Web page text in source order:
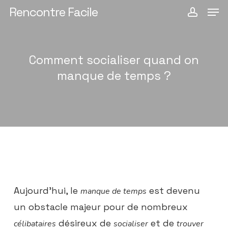
Passer
principal
Rencontre Facile
Comment socialiser quand on
manque de temps ?
Aujourd’hui, le manque de temps est devenu
un obstacle majeur pour de nombreux
célibataires désireux de socialiseret de trouver